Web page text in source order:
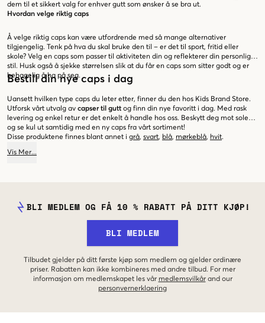
dem til et sikkert valg for enhver gutt som ønsker å se bra ut.
Hvordan velge riktig caps
Å velge riktig caps kan være utfordrende med så mange alternativer
tilgjengelig. Tenk på hva du skal bruke den til – er det til sport, fritid eller
skole? Velg en caps som passer til aktiviteten din og reflekterer din personlige
stil. Husk også å sjekke størrelsen slik at du får en caps som sitter godt og er
behagelig å ha på seg.
Bestill din nye caps i dag
Uansett hvilken type caps du leter etter, finner du den hos Kids Brand Store.
Utforsk vårt utvalg av capser til gutt og finn din nye favoritt i dag. Med rask
levering og enkel retur er det enkelt å handle hos oss. Beskytt deg mot solen
og se kul ut samtidig med en ny caps fra vårt sortiment!
Disse produktene finnes blant annet i grå, svart, blå, mørkeblå, hvit.
Vis Mer...
BLI MEDLEM OG FÅ 10 % RABATT PÅ DITT KJØP!
BLI MEDLEM
Tilbudet gjelder på ditt første kjøp som medlem og gjelder ordinære
priser. Rabatten kan ikke kombineres med andre tilbud. For mer
informasjon om medlemskapet les vår medlemsvilkår and our
personvernerklaering